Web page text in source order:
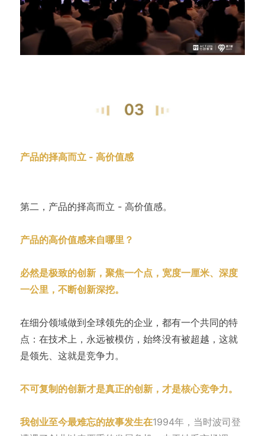
产品的择高而立 - 高价值感
第二，产品的择高而立 - 高价值感。
产品的高价值感来自哪里？
必然是极致的创新，聚焦一个点，宽度一厘米、深度
一公里，不断创新深挖。
在细分领域做到全球领先的企业，都有一个共同的特
点：在技术上，永远被模仿，始终没有被超越，这就
是领先、这就是竞争力。
不可复制的创新才是真正的创新，才是核心竞争力。
我创业至今最难忘的故事发生在1994年，当时波司登